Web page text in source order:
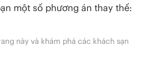
một số phương án thay thế:
này và khám phá các khách sạn